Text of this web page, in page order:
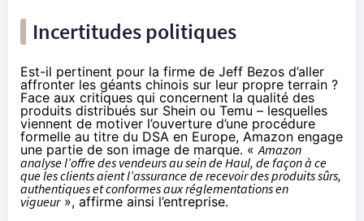
Incertitudes politiques
Est-il pertinent pour la firme de Jeff Bezos d’aller
affronter les géants chinois sur leur propre terrain ?
Face aux critiques qui concernent la qualité des
produits distribués sur Shein ou Temu – lesquelles
viennent de motiver l’ouverture d’une procédure
formelle au titre du DSA en Europe, Amazon engage
une partie de son image de marque. « Amazon
analyse l’offre des vendeurs au sein de Haul, de façon à ce
que les clients aient l’assurance de recevoir des produits sûrs,
authentiques et conformes aux réglementations en
vigueur», affirme ainsi l’entreprise.